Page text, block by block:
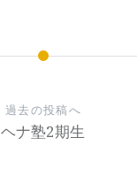
過去の投稿へ
ヘナ塾2期生